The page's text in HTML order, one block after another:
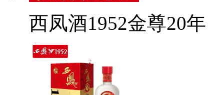
西凤酒1952金尊20年